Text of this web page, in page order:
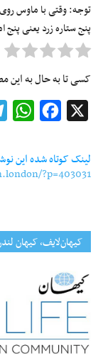
توجه: وقتی با ماوس
پنج ستاره زرد یعنی پنج
کسی تا به حال به این
Facebook
لینک کوتاه شده این
?p=403031
کیهان‌لایف، کیهان